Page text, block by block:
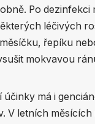
Po
léčivých
řepíku
mokvavou
účinky má i
V letních